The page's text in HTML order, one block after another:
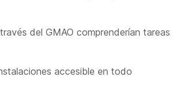
del GMAO comprenderían tareas
accesible en todo